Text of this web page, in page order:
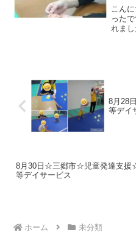
症
吉川
こん
った
れま
8月28
等デイ
8月30日☆三郷市☆児童発達支援
等デイサービス
ホーム 未分類